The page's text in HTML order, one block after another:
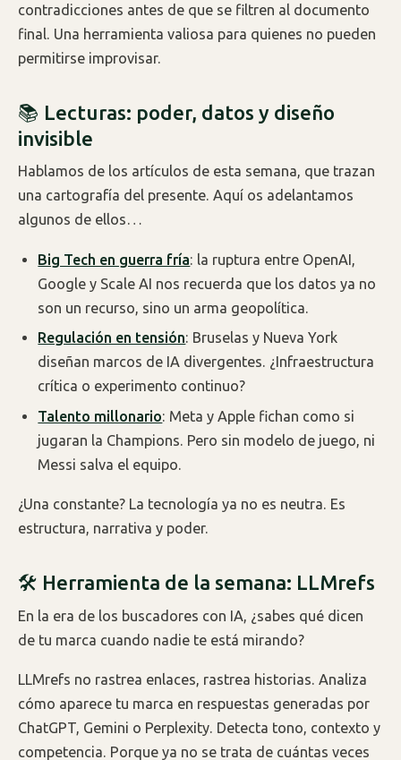
contradicciones antes de que se filtren al documento
final. Una herramienta valiosa para quienes no pueden
permitirse improvisar.
📚 Lecturas: poder, datos y diseño
invisible
Hablamos de los artículos de esta semana, que trazan
una cartografía del presente. Aquí os adelantamos
algunos de ellos…
Big Tech en guerra fría: la ruptura entre OpenAI,
Google y Scale AI nos recuerda que los datos ya no
son un recurso, sino un arma geopolítica.
Regulación en tensión: Bruselas y Nueva York
diseñan marcos de IA divergentes. ¿Infraestructura
crítica o experimento continuo?
Talento millonario: Meta y Apple fichan como si
jugaran la Champions. Pero sin modelo de juego, ni
Messi salva el equipo.
¿Una constante? La tecnología ya no es neutra. Es
estructura, narrativa y poder.
🛠️ Herramienta de la semana: LLMrefs
En la era de los buscadores con IA, ¿sabes qué dicen
de tu marca cuando nadie te está mirando?
LLMrefs no rastrea enlaces, rastrea historias. Analiza
cómo aparece tu marca en respuestas generadas por
ChatGPT, Gemini o Perplexity. Detecta tono, contexto y
competencia. Porque ya no se trata de cuántas veces